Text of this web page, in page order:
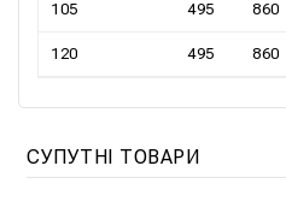
105 495 860
120 495 860
СУПУТНІ ТОВАРИ